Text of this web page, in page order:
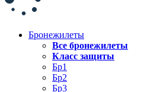
Бронежилеты
Все бронежилеты
Класс защиты
Бр1
Бр2
Бр3